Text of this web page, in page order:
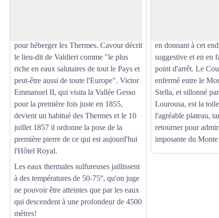
pour héberger les Thermes. Cavour décrit
le lieu-dit de Valdieri comme "le plus
riche en eaux salutaires de tout le Pays et
peut-être aussi de toute l'Europe". Victor
Emmanuel II, qui visita la Vallée Gesso
pour la première fois juste en 1855,
devient un habitué des Thermes et le 10
juillet 1857 il ordonne la pose de la
première pierre de ce qui est aujourd'hui
l'Hôtel Royal.
Les eaux thermales sulfureuses jaillissent
à des températures de 50-75°, qu'on juge
ne pouvoir être atteintes que par les eaux
qui descendent à une profondeur de 4500
mètres!
en donnant à cet
suggestive et en en
point d'arrêt. Le
enfermé entre le
Stella, et sillonné
Lourousa, est la
l'agréable plateau,
retourner pour
imposante du